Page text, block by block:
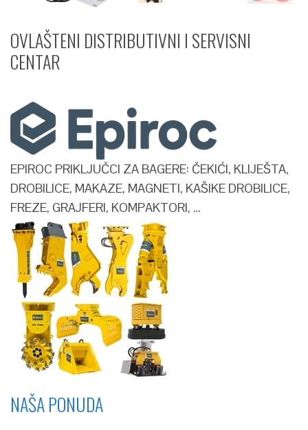
OVLAŠTENI DISTRIBUTIVNI I SERVISNI
CENTAR​
EPIROC PRIKLJUČCI ZA BAGERE: ČEKIĆI, KLIJEŠTA,
DROBILICE, MAKAZE, MAGNETI, KAŠIKE DROBILICE,
FREZE, GRAJFERI, KOMPAKTORI, …
NAŠA PONUDA